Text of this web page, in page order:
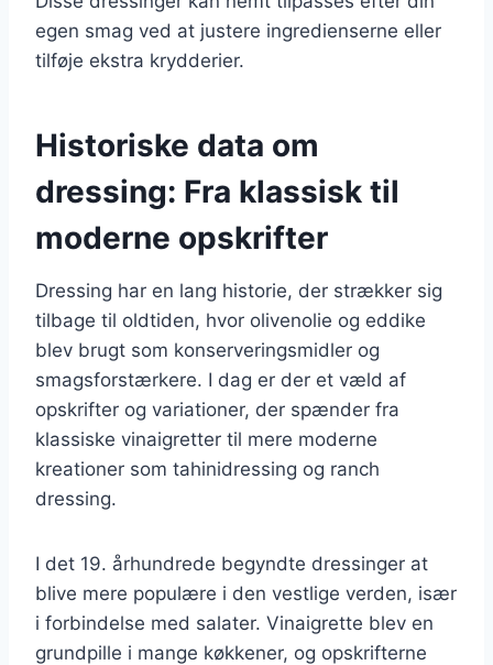
egen smag ved at justere ingredienserne eller
tilføje ekstra krydderier.
Historiske data om
dressing: Fra klassisk til
moderne opskrifter
Dressing har en lang historie, der strækker sig
tilbage til oldtiden, hvor olivenolie og eddike
blev brugt som konserveringsmidler og
smagsforstærkere. I dag er der et væld af
opskrifter og variationer, der spænder fra
klassiske vinaigretter til mere moderne
kreationer som tahinidressing og ranch
dressing.
I det 19. århundrede begyndte dressinger at
blive mere populære i den vestlige verden, især
i forbindelse med salater. Vinaigrette blev en
grundpille i mange køkkener, og opskrifterne